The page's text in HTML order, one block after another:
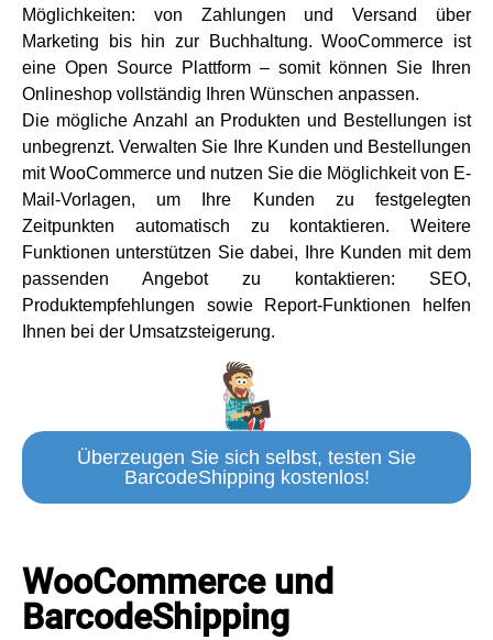
Möglichkeiten: von Zahlungen und Versand über
Marketing bis hin zur Buchhaltung. WooCommerce ist
eine Open Source Plattform – somit können Sie Ihren
Onlineshop vollständig Ihren Wünschen anpassen.
Die mögliche Anzahl an Produkten und Bestellungen ist
unbegrenzt. Verwalten Sie Ihre Kunden und Bestellungen
mit WooCommerce und nutzen Sie die Möglichkeit von E-
Mail-Vorlagen, um Ihre Kunden zu festgelegten
Zeitpunkten automatisch zu kontaktieren. Weitere
Funktionen unterstützen Sie dabei, Ihre Kunden mit dem
passenden Angebot zu kontaktieren: SEO,
Produktempfehlungen sowie Report-Funktionen helfen
Ihnen bei der Umsatzsteigerung.
Überzeugen Sie sich selbst, testen Sie
BarcodeShipping kostenlos!
WooCommerce und
BarcodeShipping